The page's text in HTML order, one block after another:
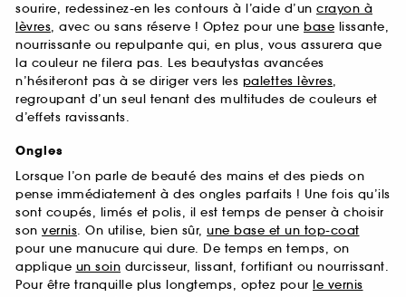
sourire, redessinez-en les contours à l’aide d’un crayon à
lèvres, avec ou sans réserve ! Optez pour une base lissante,
nourrissante ou repulpante qui, en plus, vous assurera que
la couleur ne filera pas. Les beautystas avancées
n’hésiteront pas à se diriger vers les palettes lèvres,
regroupant d’un seul tenant des multitudes de couleurs et
d’effets ravissants.
Ongles
Lorsque l’on parle de beauté des mains et des pieds on
pense immédiatement à des ongles parfaits ! Une fois qu’ils
sont coupés, limés et polis, il est temps de penser à choisir
son vernis. On utilise, bien sûr, une base et un top-coat
pour une manucure qui dure. De temps en temps, on
applique un soin durcisseur, lissant, fortifiant ou nourrissant.
Pour être tranquille plus longtemps, optez pour le vernis